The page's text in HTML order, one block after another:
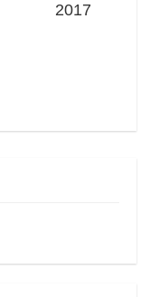
2017